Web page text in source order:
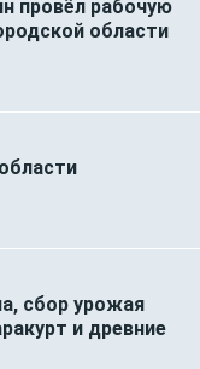
провёл рабочую
области
сбор урожая
и древние